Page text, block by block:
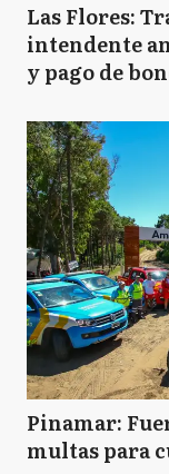
Las Flores:
intendente
y pago de
Pinamar:
multas para